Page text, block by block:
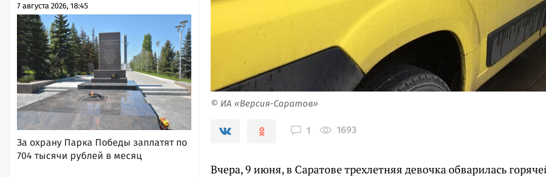
7 августа 2026, 18:45
За охрану Парка Победы заплатят по
704 тысячи рублей в месяц
© ИА «Версия-Саратов»
1 1693
Вчера, 9 июня, в Саратове трехлетняя девочка обварилась